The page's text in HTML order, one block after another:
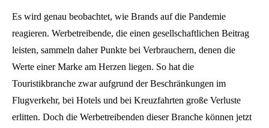
Es wird genau beobachtet, wie Brands auf die Pandemie
reagieren. Werbetreibende, die einen gesellschaftlichen Beitrag
leisten, sammeln daher Punkte bei Verbrauchern, denen die
Werte einer Marke am Herzen liegen. So hat die
Touristikbranche zwar aufgrund der Beschränkungen im
Flugverkehr, bei Hotels und bei Kreuzfahrten große Verluste
erlitten. Doch die Werbetreibenden dieser Branche können jetzt